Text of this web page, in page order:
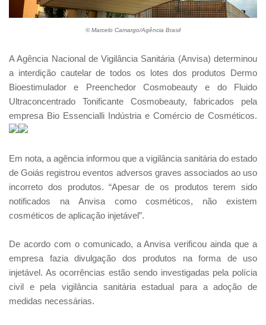
© Marcelo Camargo/Agência Brasil
A Agência Nacional de Vigilância Sanitária (Anvisa) determinou
a interdição cautelar de todos os lotes dos produtos Dermo
Bioestimulador e Preenchedor Cosmobeauty e do Fluido
Ultraconcentrado Tonificante Cosmobeauty, fabricados pela
empresa Bio Essencialli Indústria e Comércio de Cosméticos.
Em nota, a agência informou que a vigilância sanitária do estado
de Goiás registrou eventos adversos graves associados ao uso
incorreto dos produtos. “Apesar de os produtos terem sido
notificados na Anvisa como cosméticos, não existem
cosméticos de aplicação injetável”.
De acordo com o comunicado, a Anvisa verificou ainda que a
empresa fazia divulgação dos produtos na forma de uso
injetável. As ocorrências estão sendo investigadas pela polícia
civil e pela vigilância sanitária estadual para a adoção de
medidas necessárias.